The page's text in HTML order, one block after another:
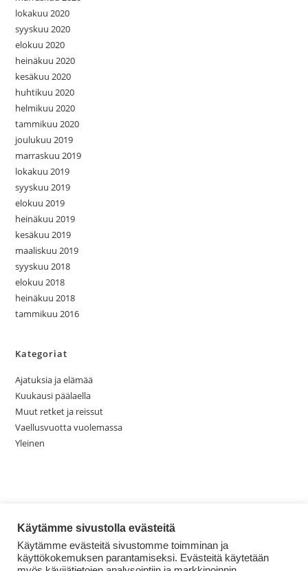
lokakuu 2020
syyskuu 2020
elokuu 2020
heinäkuu 2020
kesäkuu 2020
huhtikuu 2020
helmikuu 2020
tammikuu 2020
joulukuu 2019
marraskuu 2019
lokakuu 2019
syyskuu 2019
elokuu 2019
heinäkuu 2019
kesäkuu 2019
maaliskuu 2019
syyskuu 2018
elokuu 2018
heinäkuu 2018
tammikuu 2016
Kategoriat
Ajatuksia ja elämää
Kuukausi päälaella
Muut retket ja reissut
Vaellusvuotta vuolemassa
Yleinen
Käytämme sivustolla evästeitä
Käytämme evästeitä sivustomme toimminan ja
käyttökokemuksen parantamiseksi. Evästeitä käytetään